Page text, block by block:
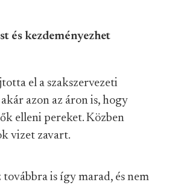
és kezdeményezhet
el a szakszervezeti
azon az áron is, hogy
elleni pereket. Közben
vizet zavart.
is így marad, és nem